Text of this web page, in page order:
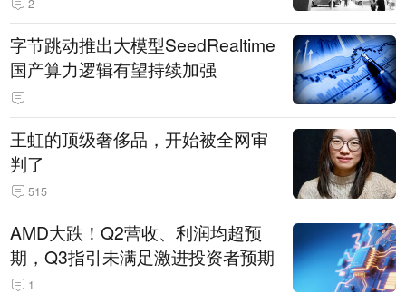
2
字节跳动推出大模型SeedRealtime
国产算力逻辑有望持续加强
王虹的顶级奢侈品，开始被全网审
判了
515
AMD大跌！Q2营收、利润均超预
期，Q3指引未满足激进投资者预期
1